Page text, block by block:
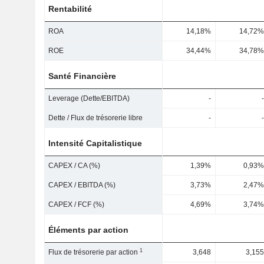
Rentabilité
ROA 14,18% 14,72%
ROE 34,44% 34,78%
Santé Financière
Leverage (Dette/EBITDA) - -
Dette / Flux de trésorerie libre - -
Intensité Capitalistique
CAPEX / CA (%) 1,39% 0,93%
CAPEX / EBITDA (%) 3,73% 2,47%
CAPEX / FCF (%) 4,69% 3,74%
Éléments par action
Flux de trésorerie par action1 3,648 3,155